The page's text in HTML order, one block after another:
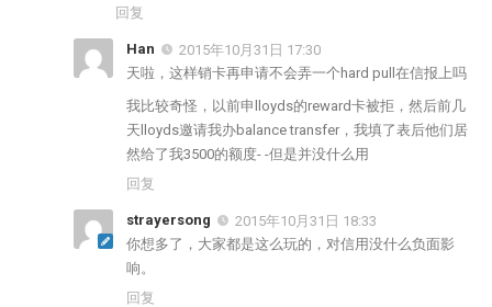
回复
Han
2015年10月31日 17:30
天啦，这样销卡再申请不会弄一个hard pull在信报上吗
我比较奇怪，以前申lloyds的reward卡被拒，然后前几
天lloyds邀请我办balance transfer，我填了表后他们居
然给了我3500的额度- -但是并没什么用
回复
strayersong
2015年10月31日 18:33
你想多了，大家都是这么玩的，对信用没什么负面影
响。
回复